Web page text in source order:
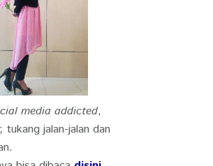
media addicted,
tukang jalan-jalan dan